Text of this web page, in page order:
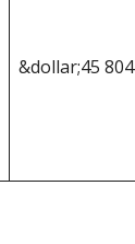
&dollar;45 804